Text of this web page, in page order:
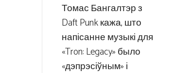
Томас Бангалтэр з
Daft Punk кажа, што
напісанне музыкі для
«Tron: Legacy» было
«дэпрэсіўным» і